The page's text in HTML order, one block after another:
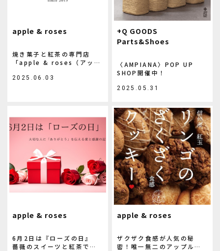
apple & roses
焼き菓子と紅茶の専門店
「apple & roses（アップ
なお店？
2025.06.03
+Q GOODS
Parts&Shoes
〈AMPIANA〉POP UP
SHOP開催中！
2025.05.31
apple & roses
6月2日は『ローズの日』
薔薇のスイーツと紅茶で感
apple & roses
ザクザク食感が人気の秘
密！唯一無二のアップルク